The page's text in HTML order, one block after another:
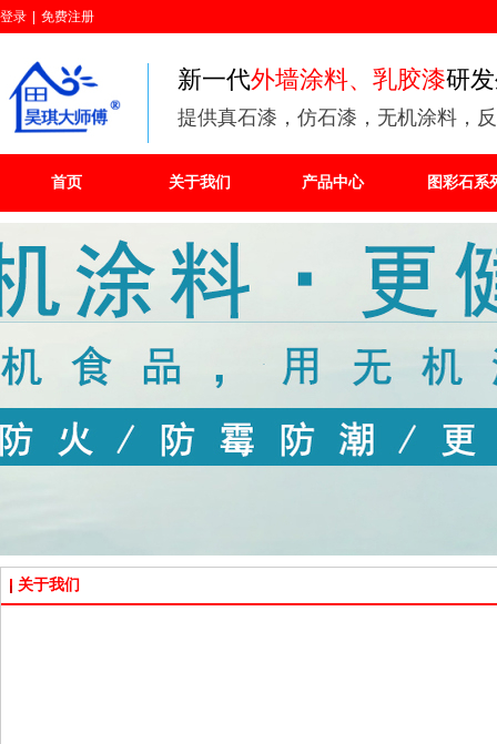
新一代外墙涂料、乳胶漆研
提供真石漆，仿石漆，无机涂料，
登录 免费注册
首页 关于我们 产品中心 图彩石系
关于我们